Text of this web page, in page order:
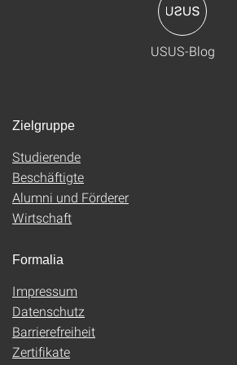
USUS-Blog
Zielgruppe
Studierende
Beschäftigte
Alumni und Förderer
Wirtschaft
Formalia
Impressum
Datenschutz
Barrierefreiheit
Zertifikate